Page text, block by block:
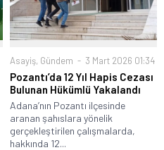
Asayiş, Gündem 3 Mart 2026 01:34
Pozantı’da 12 Yıl Hapis Cezası
Bulunan Hükümlü Yakalandı
Adana’nın Pozantı ilçesinde
aranan şahıslara yönelik
gerçekleştirilen çalışmalarda,
hakkında 12...